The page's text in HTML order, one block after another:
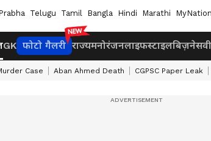
Telugu Tamil Bangla Hindi Marathi MyNation
GK फोटो गैलरी राज्यमनोरंजनलाइफस्टाइलबिज़नेस
Case Aban Ahmed Death CGPSC Paper Leak